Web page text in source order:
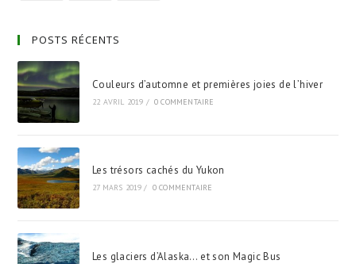
POSTS RÉCENTS
Couleurs d’automne et premières joies de l’hiver
22 AVRIL 2019 / 0 COMMENTAIRE
Les trésors cachés du Yukon
27 MARS 2019 / 0 COMMENTAIRE
Les glaciers d’Alaska… et son Magic Bus